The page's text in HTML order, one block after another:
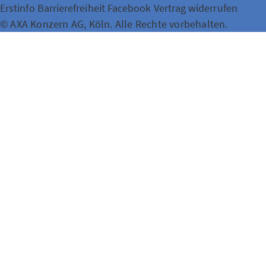
Erstinfo Barrierefreiheit Facebook Vertrag widerrufen
© AXA Konzern AG, Köln. Alle Rechte vorbehalten.